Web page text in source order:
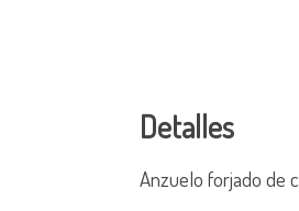
Detalles
Anzuelo forjado de